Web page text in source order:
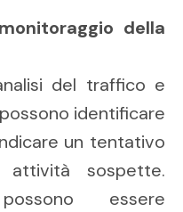
della
del traffico e
identificare
un tentativo
sospette.
essere